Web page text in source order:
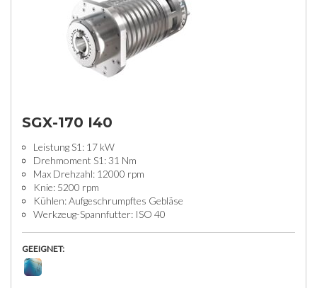
SGX-170 I40
Leistung S1: 17 kW
Drehmoment S1: 31 Nm
Max Drehzahl: 12000 rpm
Knie: 5200 rpm
Kühlen: Aufgeschrumpftes Gebläse
Werkzeug-Spannfutter: ISO 40
GEEIGNET: